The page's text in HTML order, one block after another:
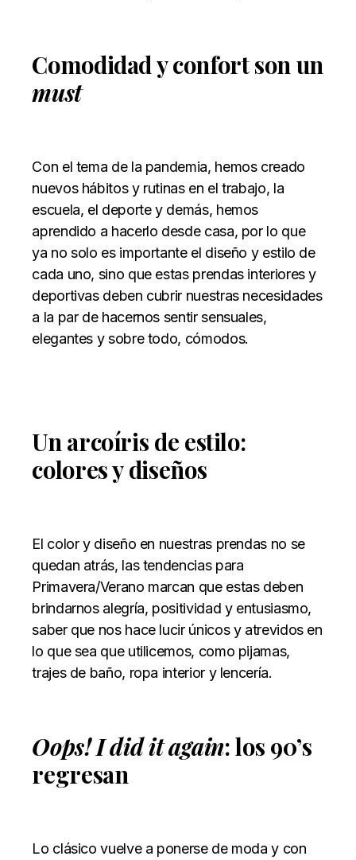
Comodidad y confort son un
must
Con el tema de la pandemia, hemos creado
nuevos hábitos y rutinas en el trabajo, la
escuela, el deporte y demás, hemos
aprendido a hacerlo desde casa, por lo que
ya no solo es importante el diseño y estilo de
cada uno, sino que estas prendas interiores y
deportivas deben cubrir nuestras necesidades
a la par de hacernos sentir sensuales,
elegantes y sobre todo, cómodos.
Un arcoíris de estilo:
colores y diseños
El color y diseño en nuestras prendas no se
quedan atrás, las tendencias para
Primavera/Verano marcan que estas deben
brindarnos alegría, positividad y entusiasmo,
saber que nos hace lucir únicos y atrevidos en
lo que sea que utilicemos, como pijamas,
trajes de baño, ropa interior y lencería.
Oops! I did it again: los 90’s
regresan
Lo clásico vuelve a ponerse de moda y con